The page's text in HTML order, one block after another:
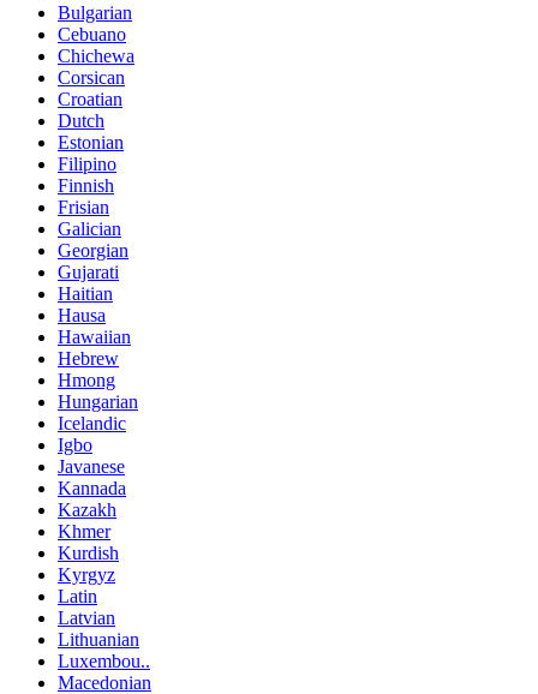
Bulgarian
Cebuano
Chichewa
Corsican
Croatian
Dutch
Estonian
Filipino
Finnish
Frisian
Galician
Georgian
Gujarati
Haitian
Hausa
Hawaiian
Hebrew
Hmong
Hungarian
Icelandic
Igbo
Javanese
Kannada
Kazakh
Khmer
Kurdish
Kyrgyz
Latin
Latvian
Lithuanian
Luxembou..
Macedonian